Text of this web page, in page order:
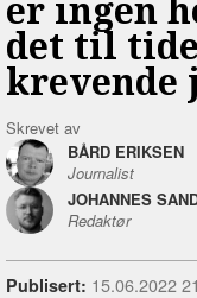
det til
krevende
Skrevet av
BÅRD ERIKSEN
Journalist
JOHANNES
Redaktør
Publisert: 15.06.2022